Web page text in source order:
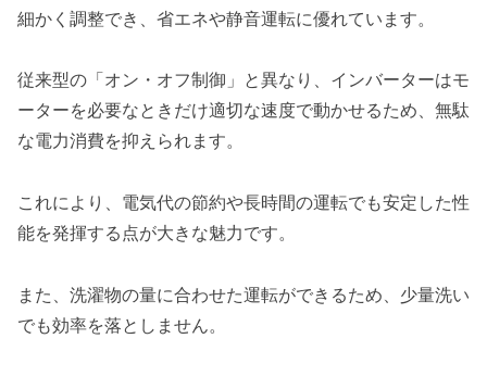
細かく調整でき、省エネや静音運転に優れています。
従来型の「オン・オフ制御」と異なり、インバーターはモ
ーターを必要なときだけ適切な速度で動かせるため、無駄
な電力消費を抑えられます。
これにより、電気代の節約や長時間の運転でも安定した性
能を発揮する点が大きな魅力です。
また、洗濯物の量に合わせた運転ができるため、少量洗い
でも効率を落としません。